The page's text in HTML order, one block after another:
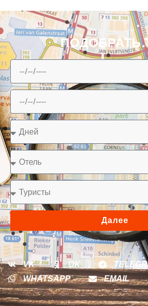
ПОДОБРАТЬ
Далее
VK OK
WHATSAPP
EMAIL